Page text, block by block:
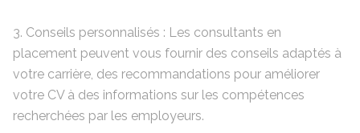
3. Conseils personnalisés : Les consultants en
placement peuvent vous fournir des conseils adaptés à
votre carrière, des recommandations pour améliorer
votre CV à des informations sur les compétences
recherchées par les employeurs.